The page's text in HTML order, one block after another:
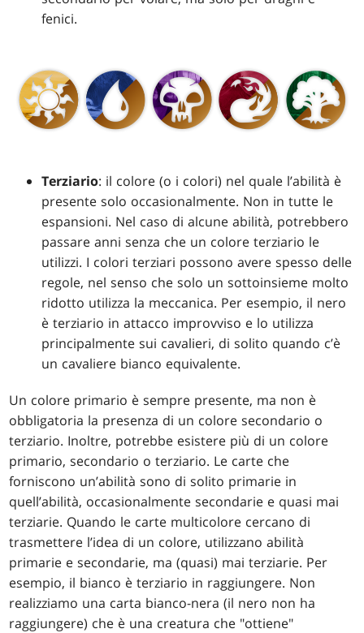
fenici.
Terziario: il colore (o i colori) nel quale l’abilità è
presente solo occasionalmente. Non in tutte le
espansioni. Nel caso di alcune abilità, potrebbero
passare anni senza che un colore terziario le
utilizzi. I colori terziari possono avere spesso delle
regole, nel senso che solo un sottoinsieme molto
ridotto utilizza la meccanica. Per esempio, il nero
è terziario in attacco improvviso e lo utilizza
principalmente sui cavalieri, di solito quando c’è
un cavaliere bianco equivalente.
Un colore primario è sempre presente, ma non è
obbligatoria la presenza di un colore secondario o
terziario. Inoltre, potrebbe esistere più di un colore
primario, secondario o terziario. Le carte che
forniscono un’abilità sono di solito primarie in
quell’abilità, occasionalmente secondarie e quasi mai
terziarie. Quando le carte multicolore cercano di
trasmettere l’idea di un colore, utilizzano abilità
primarie e secondarie, ma (quasi) mai terziarie. Per
esempio, il bianco è terziario in raggiungere. Non
realizziamo una carta bianco-nera (il nero non ha
raggiungere) che è una creatura che "ottiene"